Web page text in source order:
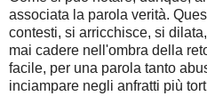
associata la parola verità.
contesti, si arricchisce, si
mai cadere nell'ombra della
facile, per una parola tanto
inciampare negli anfratti più